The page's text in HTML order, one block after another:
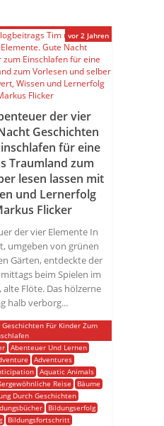
der vier
Geschichten
für eine
Traumland zum
lesen lassen mit
und Lernerfolg
Flicker
der vier Elemente In
umgeben von grünen
Gärten, entdeckte der
beim Spielen im
Flöte. Das hölzerne
halb verborg...
Für Kinder Zum
Abenteuer Und Lernen
Adventures
Aquatic Animals
Reise
Bäume
Durch Geschichten
Bildungserfolg
Bildungsfortschritt
vor 2 Jahren